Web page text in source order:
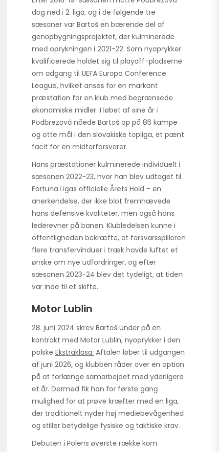
dog ned i 2. liga, og i de følgende tre
sæsoner var Bartoš en bærende del af
genopbygningsprojektet, der kulminerede
med oprykningen i 2021-22. Som nyoprykker
kvalificerede holdet sig til playoff-pladserne
om adgang til UEFA Europa Conference
League, hvilket anses for en markant
præstation for en klub med begrænsede
økonomiske midler. I løbet af sine år i
Podbrezová nåede Bartoš op på 86 kampe
og otte mål i den slovakiske topliga, et pænt
facit for en midterforsvarer.
Hans præstationer kulminerede individuelt i
sæsonen 2022-23, hvor han blev udtaget til
Fortuna Ligas officielle Årets Hold – en
anerkendelse, der ikke blot fremhævede
hans defensive kvaliteter, men også hans
lederevner på banen. Klubledelsen kunne i
offentligheden bekræfte, at forsvarsspilleren
flere transfervinduer i træk havde luftet et
ønske om nye udfordringer, og efter
sæsonen 2023-24 blev det tydeligt, at tiden
var inde til et skifte.
Motor Lublin
28. juni 2024 skrev Bartoš under på en
kontrakt med Motor Lublin, nyoprykker i den
polske Ekstraklasa. Aftalen løber til udgangen
af juni 2026, og klubben råder over en option
på at forlænge samarbejdet med yderligere
et år. Dermed fik han for første gang
mulighed for at prøve kræfter med en liga,
der traditionelt nyder høj mediebevågenhed
og stiller betydelige fysiske og taktiske krav.
Debuten i Polens øverste række kom